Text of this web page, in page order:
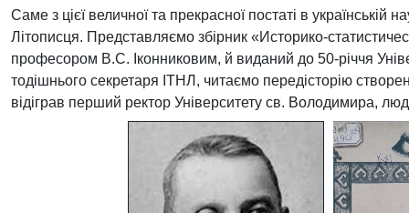
Саме з цієї величної та прекрасної постаті в
Літописця. Представляємо збірник «Историко-
професором В.С. Іконниковим, й виданий до 50-річчя
тодішнього секретаря ІТНЛ, читаємо передісторію
відіграв перший ректор Університету св. Володимира,